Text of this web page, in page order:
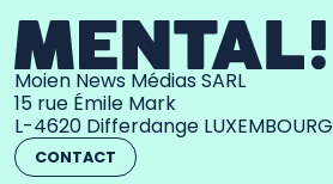
Moien News Médias SARL
15 rue Émile Mark
L-4620 Differdange LUXEMBOURG
CONTACT